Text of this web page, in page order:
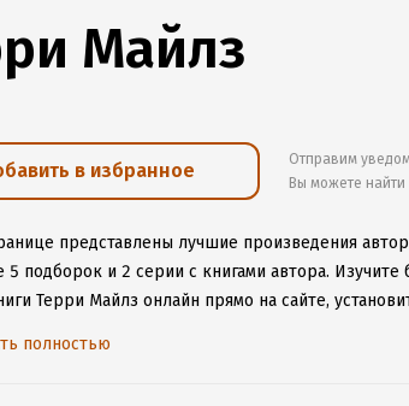
Майлз
в избранное
Отправим
Вы можете
представлены лучшие произведения
5 подборок и 2 серии с книгами автора. Изучите
Терри Майлз онлайн прямо на сайте,
полностью